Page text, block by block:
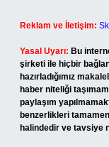
Reklam ve İletişim:
Yasal Uyarı: Bu
şirketi ile hiçbir
hazırladığımız
haber niteliği
paylaşım
benzerlikleri
halindedir ve tavsiye